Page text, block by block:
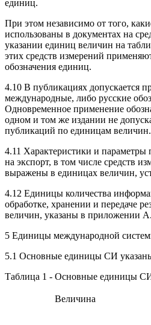
единиц.
При этом независимо от того,
использованы в документах на
указании единиц величин на
этих средств измерений
обозначения единиц.
4.10 В публикациях допускается
международные, либо русские
Одновременное применение
одном и том же издании не
публикаций по единицам величин.
4.11 Характеристики и параметры
на экспорт, в том числе средств
выражены в единицах величин,
4.12 Единицы количества
обработке, хранении и передаче
величин, указаны в приложении А.
5 Единицы международной
5.1 Основные единицы СИ
Таблица 1 - Основные единицы
Величина